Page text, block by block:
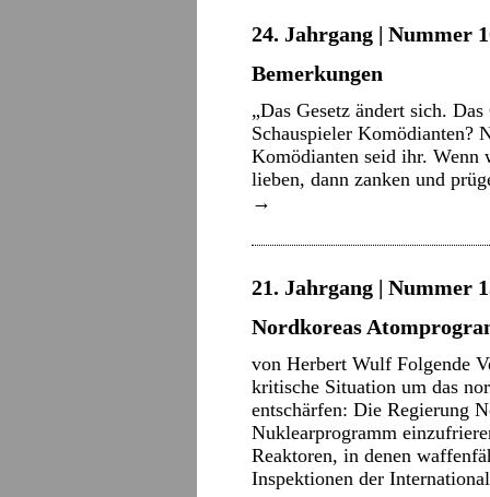
24. Jahrgang | Nummer
Bemerkungen
„Das Gesetz ändert sich.
Schauspieler Komödianten?
Komödianten seid ihr.
lieben, dann zanken und
→
21. Jahrgang | Nummer
Nordkoreas
von Herbert Wulf Folgende
kritische Situation um das
entschärfen: Die Regierung
Nuklearprogramm
Reaktoren, in denen
Inspektionen der